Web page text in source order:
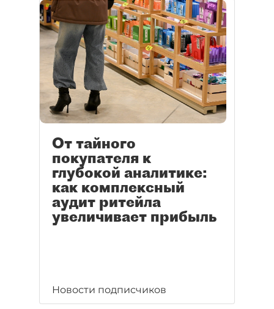
От тайного
покупателя к
глубокой аналитике:
как комплексный
аудит ритейла
увеличивает прибыль
Новости подписчиков